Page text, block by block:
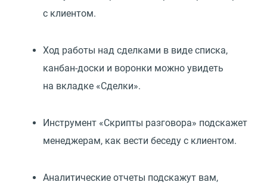
с клиентом.
Ход работы над сделками в виде списка,
канбан-доски и воронки можно увидеть
на вкладке «Сделки».
Инструмент «Скрипты разговора» подскажет
менеджерам, как вести беседу с клиентом.
Аналитические отчеты подскажут вам,